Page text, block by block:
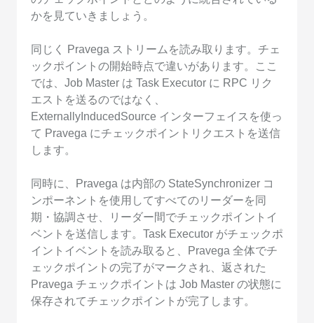
かを見ていきましょう。
同じく Pravega ストリームを読み取ります。チェ
ックポイントの開始時点で違いがあります。ここ
では、Job Master は Task Executor に RPC リク
エストを送るのではなく、
ExternallyInducedSource インターフェイスを使っ
て Pravega にチェックポイントリクエストを送信
します。
同時に、Pravega は内部の StateSynchronizer コ
ンポーネントを使用してすべてのリーダーを同
期・協調させ、リーダー間でチェックポイントイ
ベントを送信します。Task Executor がチェックポ
イントイベントを読み取ると、Pravega 全体でチ
ェックポイントの完了がマークされ、返された
Pravega チェックポイントは Job Master の状態に
保存されてチェックポイントが完了します。